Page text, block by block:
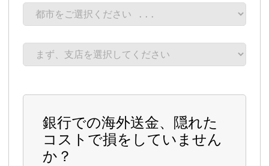
銀行での海外送金、隠れた
コストで損をしていません
か？